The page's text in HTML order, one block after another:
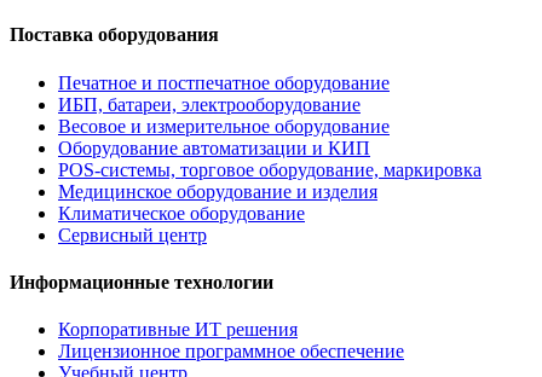
Поставка оборудования
Печатное и постпечатное оборудование
ИБП, батареи, электрооборудование
Весовое и измерительное оборудование
Оборудование автоматизации и КИП
POS-системы, торговое оборудование, маркировка
Медицинское оборудование и изделия
Климатическое оборудование
Сервисный центр
Информационные технологии
Корпоративные ИТ решения
Лицензионное программное обеспечение